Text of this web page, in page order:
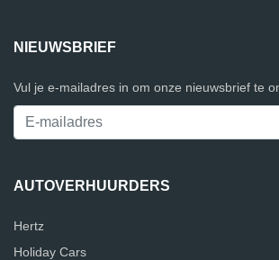
NIEUWSBRIEF
Vul je e-mailadres in om onze nieuwsbrief te
AUTOVERHUURDERS
Hertz
Holiday Cars